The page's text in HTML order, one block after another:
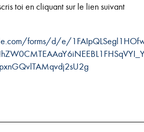
toi en cliquant sur le lien suivant
forms/d/e/